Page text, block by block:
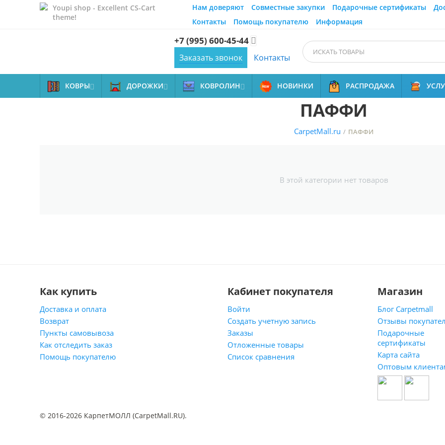
Youpi shop - Excellent CS-Cart
theme!
Нам доверяют Совместные закупки Подарочные сертификаты
Контакты
Помощь покупателю Информация
+7 (995) 600-45-44 
Заказать звонок Контакты
КОВРЫ ДОРОЖКИ КОВРОЛИН НОВИНКИ РАСПРОДАЖА
ПАФФИ
CarpetMall.ru / ПАФФИ
В этой категории нет товаров
Как купить
Доставка и оплата
Возврат
Пункты самовывоза
Как отследить заказ
Помощь покупателю
Кабинет покупателя
Войти
Создать учетную запись
Заказы
Отложенные товары
Список сравнения
Магазин
Блог Carpetmall
Отзывы
Подарочные
сертификаты
Карта сайта
Оптовым
© 2016-2026 КарпетМОЛЛ (CarpetMall.RU).